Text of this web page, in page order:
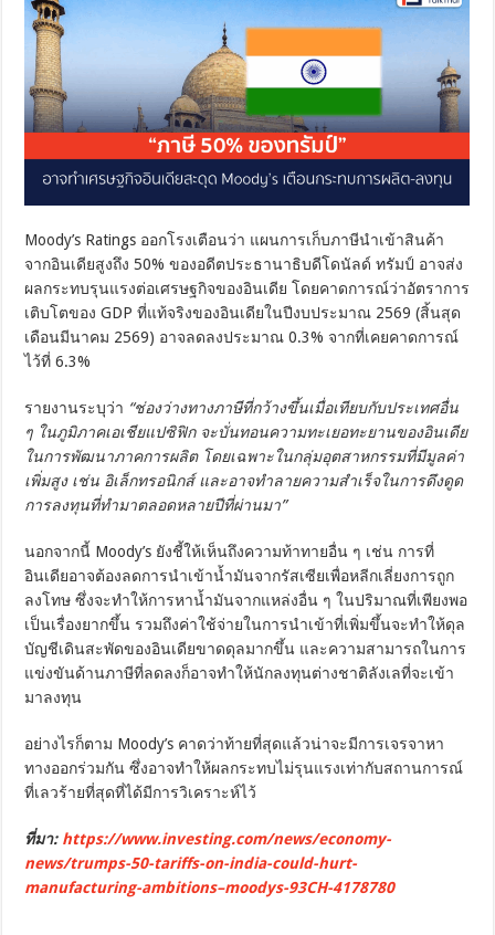
Moody’s Ratings ออกโรงเตือนว่า แผนการเก็บภาษีนำเข้าสินค้า
จากอินเดียสูงถึง 50% ของอดีตประธานาธิบดีโดนัลด์ ทรัมป์ อาจส่ง
ผลกระทบรุนแรงต่อเศรษฐกิจของอินเดีย โดยคาดการณ์ว่าอัตราการ
เติบโตของ GDP ที่แท้จริงของอินเดียในปีงบประมาณ 2569 (สิ้นสุด
เดือนมีนาคม 2569) อาจลดลงประมาณ 0.3% จากที่เคยคาดการณ์
ไว้ที่ 6.3%
รายงานระบุว่า “ช่องว่างทางภาษีที่กว้างขึ้นเมื่อเทียบกับประเทศอื่น
ๆ ในภูมิภาคเอเชียแปซิฟิก จะบั่นทอนความทะเยอทะยานของอินเดีย
ในการพัฒนาภาคการผลิต โดยเฉพาะในกลุ่มอุตสาหกรรมที่มีมูลค่า
เพิ่มสูง เช่น อิเล็กทรอนิกส์ และอาจทำลายความสำเร็จในการดึงดูด
การลงทุนที่ทำมาตลอดหลายปีที่ผ่านมา”
นอกจากนี้ Moody’s ยังชี้ให้เห็นถึงความท้าทายอื่น ๆ เช่น การที่
อินเดียอาจต้องลดการนำเข้าน้ำมันจากรัสเซียเพื่อหลีกเลี่ยงการถูก
ลงโทษ ซึ่งจะทำให้การหาน้ำมันจากแหล่งอื่น ๆ ในปริมาณที่เพียงพอ
เป็นเรื่องยากขึ้น รวมถึงค่าใช้จ่ายในการนำเข้าที่เพิ่มขึ้นจะทำให้ดุล
บัญชีเดินสะพัดของอินเดียขาดดุลมากขึ้น และความสามารถในการ
แข่งขันด้านภาษีที่ลดลงก็อาจทำให้นักลงทุนต่างชาติลังเลที่จะเข้า
มาลงทุน
อย่างไรก็ตาม Moody’s คาดว่าท้ายที่สุดแล้วน่าจะมีการเจรจาหา
ทางออกร่วมกัน ซึ่งอาจทำให้ผลกระทบไม่รุนแรงเท่ากับสถานการณ์
ที่เลวร้ายที่สุดที่ได้มีการวิเคราะห์ไว้
ที่มา: https://www.investing.com/news/economy-
news/trumps-50-tariffs-on-india-could-hurt-
manufacturing-ambitions–moodys-93CH-4178780